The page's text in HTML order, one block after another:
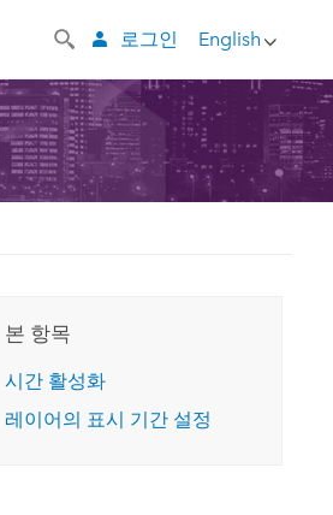
English
로그인
본 항목
시간 활성화
레이어의 표시 기간 설정